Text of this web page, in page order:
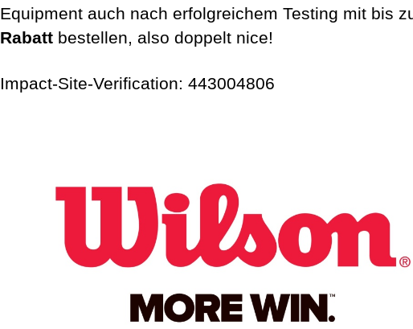
Equipment auch nach erfolgreichem Testing mit bis
Rabatt bestellen, also doppelt nice!
Impact-Site-Verification: 443004806